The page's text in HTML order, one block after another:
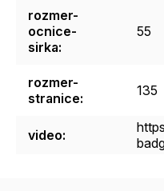
rozmer-
ocnice-
sirka:
55
rozmer-
stranice: 135
video: